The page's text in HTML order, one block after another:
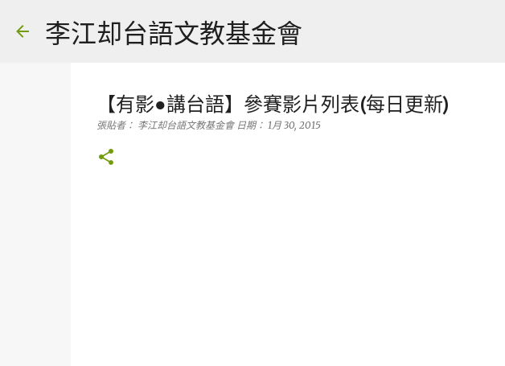
李江却台語文教基金會
【有影●講台語】參賽影片列表(每日更新)
張貼者： 李江却台語文教基金會 日期： 1月 30, 2015